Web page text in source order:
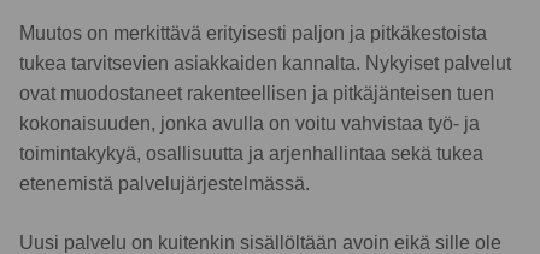
Muutos on merkittävä erityisesti paljon ja pitkäkestoista
tukea tarvitsevien asiakkaiden kannalta. Nykyiset palvelut
ovat muodostaneet rakenteellisen ja pitkäjänteisen tuen
kokonaisuuden, jonka avulla on voitu vahvistaa työ- ja
toimintakykyä, osallisuutta ja arjenhallintaa sekä tukea
etenemistä palvelujärjestelmässä.
Uusi palvelu on kuitenkin sisällöltään avoin eikä sille ole